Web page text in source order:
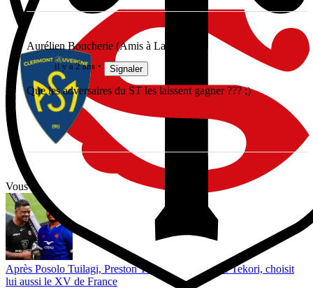
Aurélien Boucherie (Amis à Laporte)
il y a 2 ans Signaler
Que les adversaires du ST les laissent gagner ??? ;)
Vous avez tout lu ?
Après Posolo Tuilagi, Preston Tekori, le fils de Joe Tekori, choisit
lui aussi le XV de France